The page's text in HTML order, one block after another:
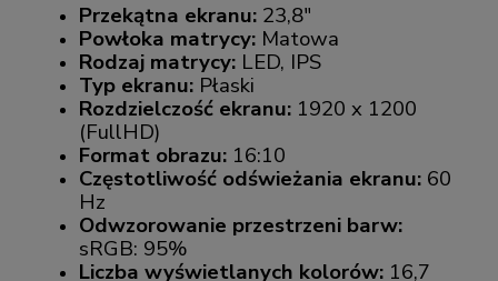
Przekątna ekranu: 23,8"
Powłoka matrycy: Matowa
Rodzaj matrycy: LED, IPS
Typ ekranu: Płaski
Rozdzielczość ekranu: 1920 x 1200
(FullHD)
Format obrazu: 16:10
Częstotliwość odświeżania ekranu: 60
Hz
Odwzorowanie przestrzeni barw:
sRGB: 95%
Liczba wyświetlanych kolorów: 16,7